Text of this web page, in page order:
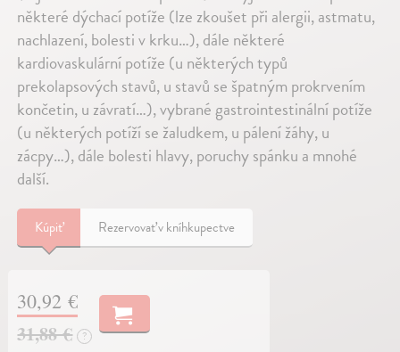
některé dýchací potíže (lze zkoušet při alergii, astmatu,
nachlazení, bolesti v krku…), dále některé
kardiovaskulární potíže (u některých typů
prekolapsových stavů, u stavů se špatným prokrvením
končetin, u závratí…), vybrané gastrointestinální potíže
(u některých potíží se žaludkem, u pálení žáhy, u
zácpy…), dále bolesti hlavy, poruchy spánku a mnohé
další.
Kúpiť Rezervovať v kníhkupectve
30,92 €
31,88 €
?